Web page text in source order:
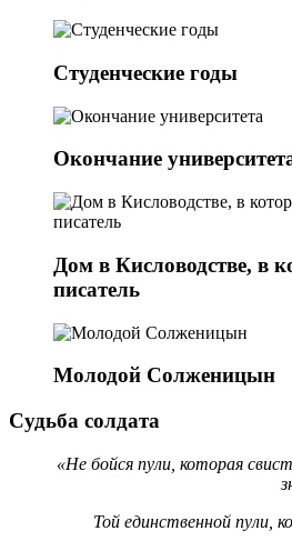
Студенческие годы
Окончание
Дом в Кисловодстве, в
писатель
Молодой Солженицын
Судьба солдата
«Не бойся пули, которая
Той единственной пули,